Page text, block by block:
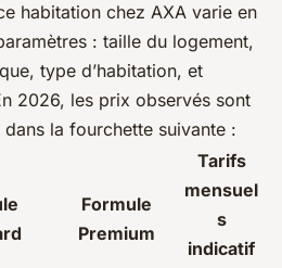
habitation chez AXA varie en
: taille du logement,
type d’habitation, et
2026, les prix observés sont
la fourchette suivante :
Formule
Premium
Tarifs
mensuel
s
indicatif